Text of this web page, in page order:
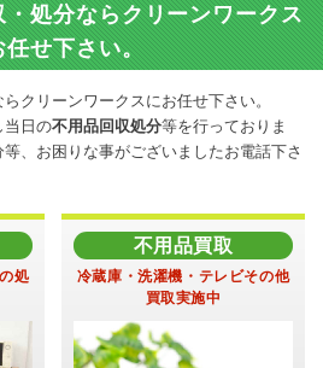
処分ならクリーンワークス
任せ下さい。
クリーンワークスにお任せ下さい。
当日の不用品回収処分等を行っておりま
、お困りな事がございましたお電話下さ
処
不用品買取
冷蔵庫・洗濯機・テレビその他
買取実施中